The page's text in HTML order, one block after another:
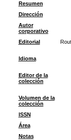
Resumen
Dirección
Autor
corporativo
Editorial
Idioma
Editor de la
colección
Volumen de la
colección
ISSN
Área
Notas